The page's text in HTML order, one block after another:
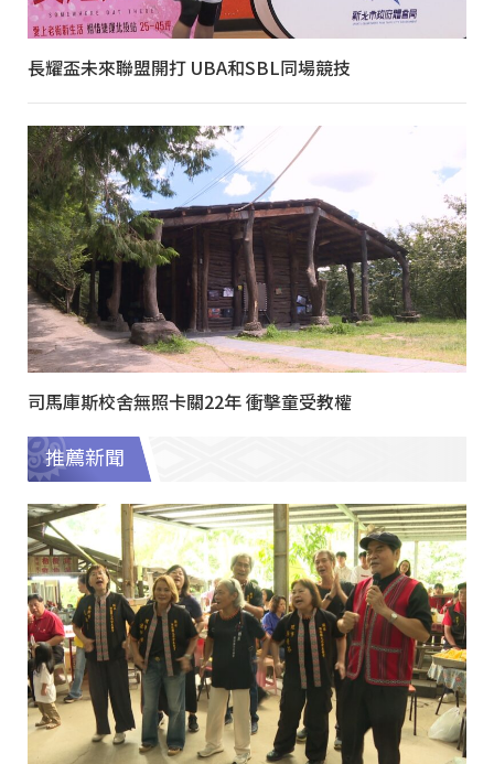
長耀盃未來聯盟開打 UBA和SBL同場競技
司馬庫斯校舍無照卡關22年 衝擊童受教權
推薦新聞